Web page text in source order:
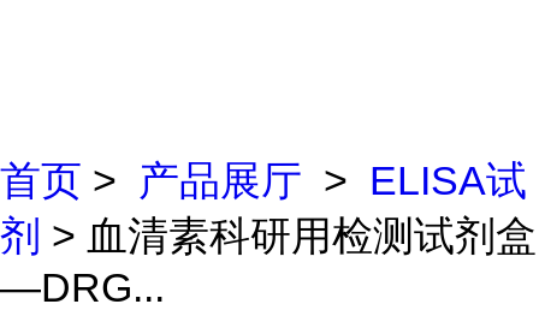
首页 > 产品展厅 > ELISA试
剂 > 血清素科研用检测试剂盒
—DRG...